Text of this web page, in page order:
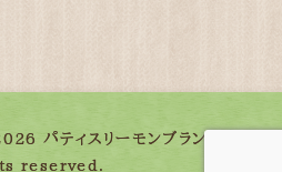
パティスリーモンブラン. All
reserved.